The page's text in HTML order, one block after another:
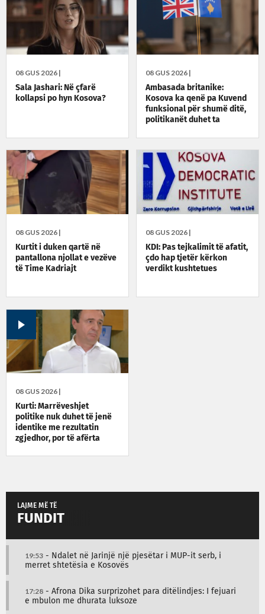
08 GUS 2026 |
Sala Jashari: Në çfarë
kollapsi po hyn Kosova?
08 GUS 2026 |
Ambasada britanike:
Kosova ka qenë pa Kuvend
funksional për shumë ditë,
politikanët duhet ta
08 GUS 2026 |
Kurtit i duken qartë në
pantallona njollat e vezëve
të Time Kadriajt
08 GUS 2026 |
KDI: Pas tejkalimit të afatit,
çdo hap tjetër kërkon
verdikt kushtetues
08 GUS 2026 |
Kurti: Marrëveshjet
politike nuk duhet të jenë
identike me rezultatin
zgjedhor, por të afërta
LAJME MË TË
FUNDIT
19:53 - Ndalet në Jarinjë një pjesëtar i MUP-it serb, i
merret shtetësia e Kosovës
17:28 - Afrona Dika surprizohet para ditëlindjes: I fejuari
e mbulon me dhurata luksoze